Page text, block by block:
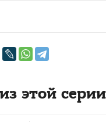
этой серии